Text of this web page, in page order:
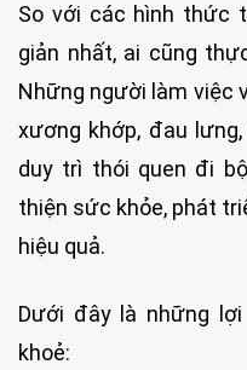
So với các hình thức
giản nhất, ai cũng
Những người làm việc
xương khớp, đau
duy trì thói quen đi
thiện sức khỏe, phát
hiệu quả.
Dưới đây là những
khoẻ: